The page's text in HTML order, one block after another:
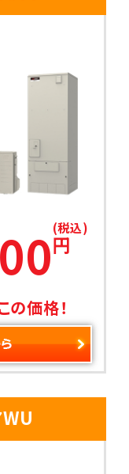
円
(税込)
価格！